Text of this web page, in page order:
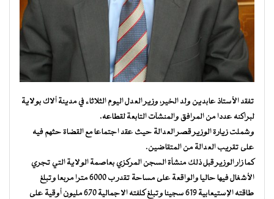
تفقد الأستاذ عابدين ولد الخير، وزير العدل اليوم الثلاثاء في مدينة ألاك بولاية
لبراكنه عددا من المرافق والمنشآت التابعة لقطاعه.
وشملت زيارة الوزير قصر العدالة حيث عقد اجتماعا مع القضاة حثهم فيه
على تقريب العدالة من المتقاضين.
كما زار الوزير قبل ذلك منشأة السجن المركزي بعاصمة الولاية التي تجري
الأشغال فيها حاليا والواقعة على مساحة تقدر ب 6000 مترا مربعا وتبلغ
طاقته الإستيعابية 619 سجينا وتبلغ كلفته الاجمالية 670 مليون أوقية على